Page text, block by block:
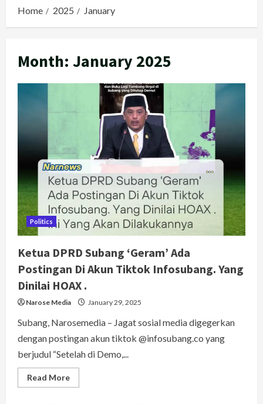
Home 2025 January
Month: January 2025
Politics
Ketua DPRD Subang ‘Geram’ Ada
Postingan Di Akun Tiktok Infosubang. Yang
Dinilai HOAX .
Narose Media January 29, 2025
Subang, Narosemedia – Jagat sosial media digegerkan
dengan postingan akun tiktok @infosubang.co yang
berjudul “Setelah di Demo,...
Read MoreRead
more